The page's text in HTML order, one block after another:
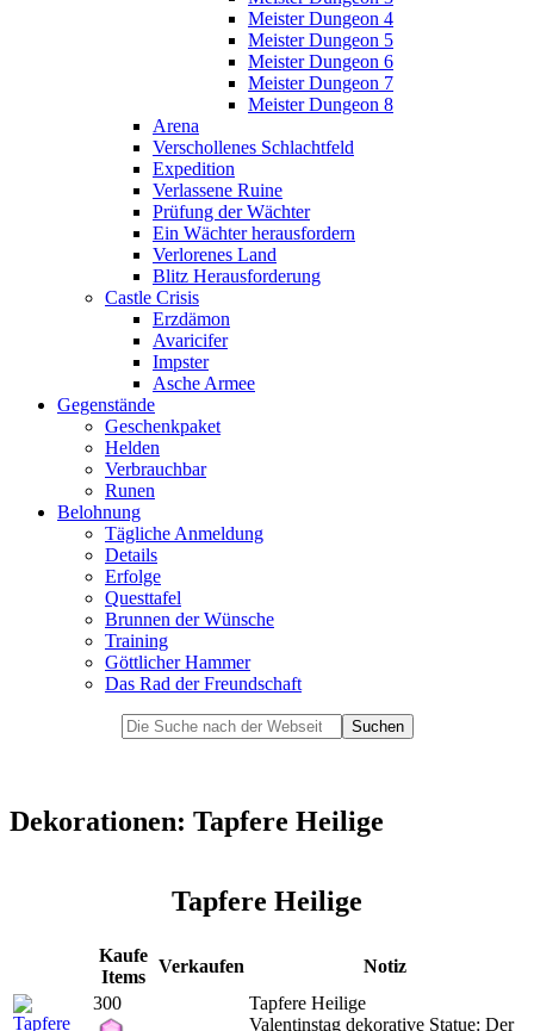
Meister Dungeon 4
Meister Dungeon 5
Meister Dungeon 6
Meister Dungeon 7
Meister Dungeon 8
Arena
Verschollenes Schlachtfeld
Expedition
Verlassene Ruine
Prüfung der Wächter
Ein Wächter herausfordern
Verlorenes Land
Blitz Herausforderung
Castle Crisis
Erzdämon
Avaricifer
Impster
Asche Armee
Gegenstände
Geschenkpaket
Helden
Verbrauchbar
Runen
Belohnung
Tägliche Anmeldung
Details
Erfolge
Questtafel
Brunnen der Wünsche
Training
Göttlicher Hammer
Das Rad der Freundschaft
Dekorationen: Tapfere Heilige
Tapfere Heilige
Kaufe
Items
Verkaufen
Notiz
300
Tapfere Heilige
Valentinstag dekorative Statue: Der